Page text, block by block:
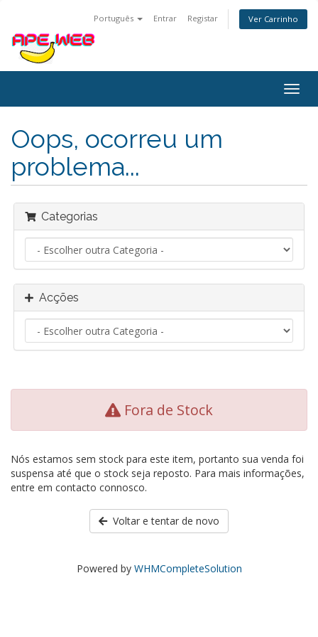
Português Entrar Registar Ver Carrinho
Oops, ocorreu um
problema...
Categorias
Acções
Fora de Stock
Nós estamos sem stock para este item, portanto sua venda foi
suspensa até que o stock seja reposto. Para mais informações,
entre em contacto connosco.
Voltar e tentar de novo
Powered by WHMCompleteSolution